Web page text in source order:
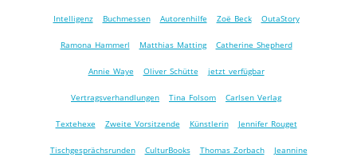
Intelligenz Buchmessen Autorenhilfe Zoë Beck OutaStory
Ramona Hammerl Matthias Matting Catherine Shepherd
Annie Waye Oliver Schütte jetzt verfügbar
Vertragsverhandlungen Tina Folsom Carlsen Verlag
Textehexe Zweite Vorsitzende Künstlerin Jennifer Rouget
Tischgesprächsrunden CulturBooks Thomas Zorbach Jeannine